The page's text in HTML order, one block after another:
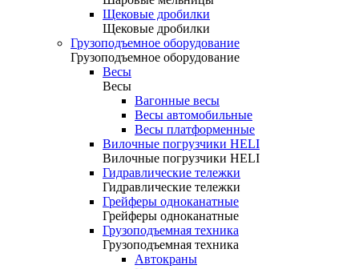
Щековые дробилки
Щековые дробилки
Грузоподъемное оборудование
Грузоподъемное оборудование
Весы
Весы
Вагонные весы
Весы автомобильные
Весы платформенные
Вилочные погрузчики HELI
Вилочные погрузчики HELI
Гидравлические тележки
Гидравлические тележки
Грейферы одноканатные
Грейферы одноканатные
Грузоподъемная техника
Грузоподъемная техника
Автокраны